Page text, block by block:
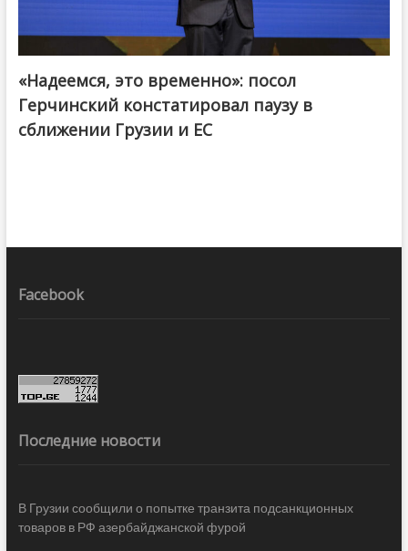
«Надеемся, это временно»: посол
Герчинский констатировал паузу в
сближении Грузии и ЕС
Facebook
Последние новости
В Грузии сообщили о попытке транзита подсанкционных
товаров в РФ азербайджанской фурой